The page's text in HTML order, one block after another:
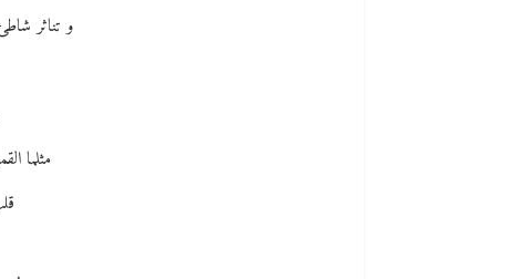
و تناثر
مثلما